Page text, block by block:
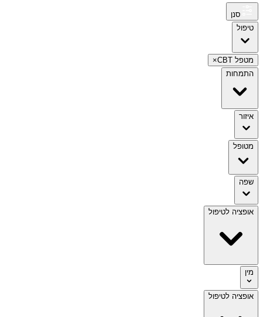
סנן
טיפול
מטפל CBT
×
התמחות
איזור
מטופל
שפה
אופציה לטיפול
מין
אופציה לטיפול